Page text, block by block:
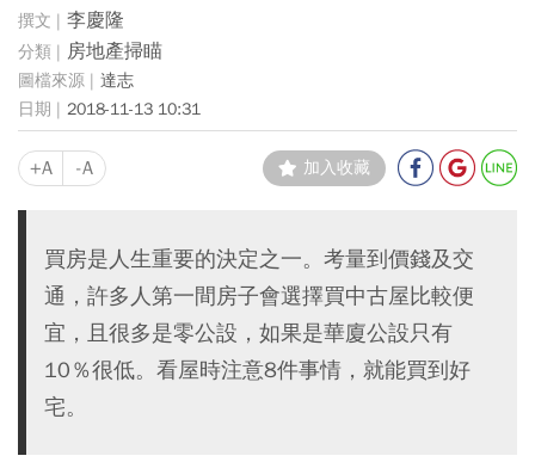
李慶隆
房地產掃瞄
達志
2018-11-13 10:31
+A -A 加入收藏
買房是人生重要的決定之一。考量到價錢及交
通，許多人第一間房子會選擇買中古屋比較便
宜，且很多是零公設，如果是華廈公設只有
10％很低。看屋時注意8件事情，就能買到好
宅。